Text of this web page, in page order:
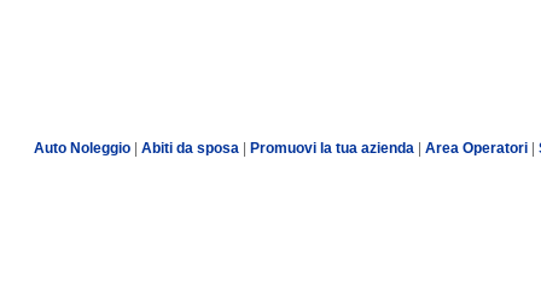
Auto Noleggio Abiti da sposa Promuovi la tua azienda Area Operatori